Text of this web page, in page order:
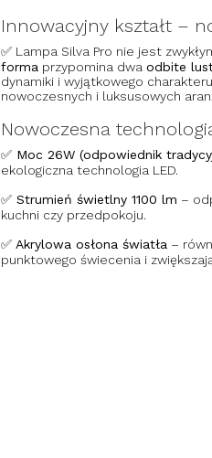
Innowacyjny kształt –
✅ Lampa Silva Pro nie jest
forma przypomina dwa odbite
dynamiki i wyjątkowego
nowoczesnych i luksusowych
Nowoczesna
✅ Moc 26W (odpowiednik
ekologiczna technologia LED.
✅ Strumień świetlny 1100 lm –
kuchni czy przedpokoju.
✅ Akrylowa osłona światła –
punktowego świecenia i